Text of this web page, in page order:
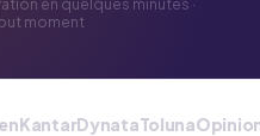
en quelques minutes ·
moment
KantarDynataToluna